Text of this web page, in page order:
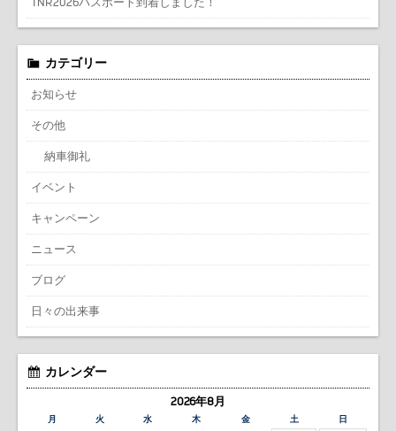
カテゴリー
お知らせ
その他
納車御礼
イベント
キャンペーン
ニュース
ブログ
日々の出来事
カレンダー
2026年8月
月 火 水 木 金 土 日